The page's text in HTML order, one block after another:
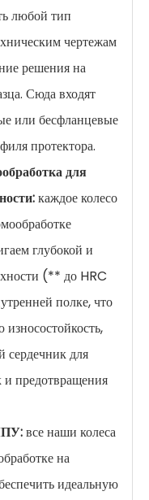
любой тип
чертежам
решения на
Сюда входят
или бесфланцевые
протектора.
для
каждое колесо
глубокой и
(** до HRC
полке, что
сердечник для
и предотвращения
все наши колеса
на
идеальную